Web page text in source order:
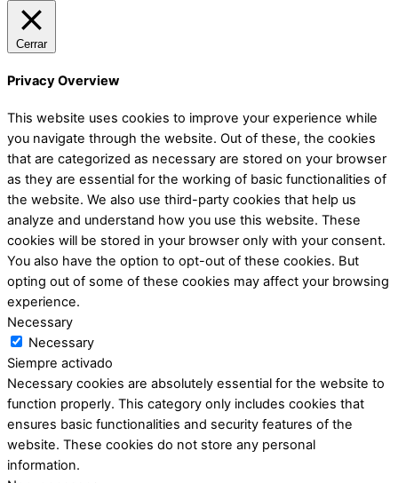
Cerrar
Privacy Overview
This website uses cookies to improve your experience while
you navigate through the website. Out of these, the cookies
that are categorized as necessary are stored on your browser
as they are essential for the working of basic functionalities of
the website. We also use third-party cookies that help us
analyze and understand how you use this website. These
cookies will be stored in your browser only with your consent.
You also have the option to opt-out of these cookies. But
opting out of some of these cookies may affect your browsing
experience.
Necessary
Necessary
Siempre activado
Necessary cookies are absolutely essential for the website to
function properly. This category only includes cookies that
ensures basic functionalities and security features of the
website. These cookies do not store any personal
information.